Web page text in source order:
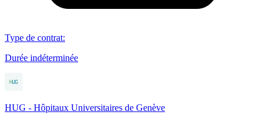
Type de contrat:
Durée indéterminée
HUG - Hôpitaux Universitaires de Genève